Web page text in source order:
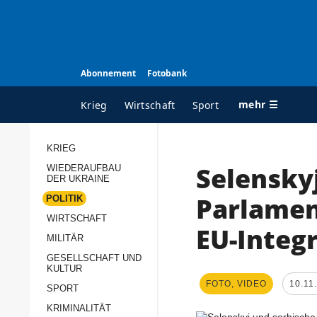
Abonnement Fotobank
Krieg Wirtschaft Sport mehr ☰
ALLE RUBRIKEN
Wiederaufbau der
Politik
Militär
KRIEG
WIEDERAUFBAU
DER UKRAINE
POLITIK
WIRTSCHAFT
MILITÄR
GESELLSCHAFT UND
KULTUR
SPORT
KRIMINALITÄT
EU-
FOTO, VIDEO